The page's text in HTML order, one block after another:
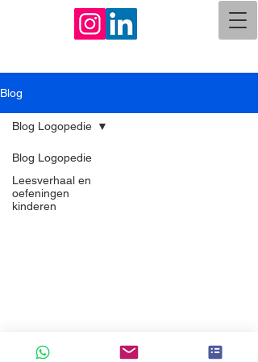
Blog
Blog Logopedie
Leesverhaal en
oefeningen
kinderen
Blog Logopedie